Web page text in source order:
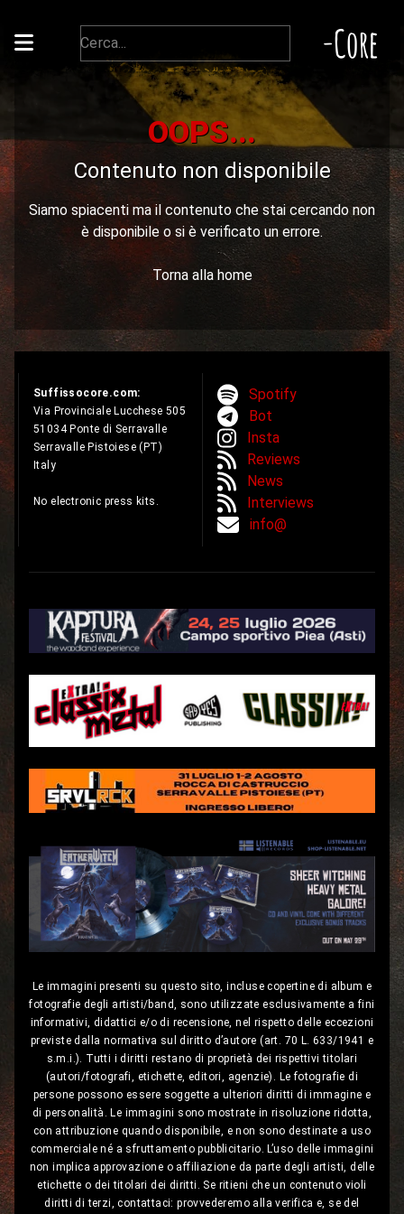
-Core
OOPS...
Contenuto non disponibile
Siamo spiacenti ma il contenuto che stai cercando non
è disponibile o si è verificato un errore.
Torna alla home
Suffissocore.com:
Via Provinciale Lucchese 505
51034 Ponte di Serravalle
Serravalle Pistoiese (PT)
Italy
No electronic press kits.
Spotify
Bot
Insta
Reviews
News
Interviews
info@
Le immagini presenti su questo sito, incluse copertine di album e
fotografie degli artisti/band, sono utilizzate esclusivamente a fini
informativi, didattici e/o di recensione, nel rispetto delle eccezioni
previste dalla normativa sul diritto d’autore (art. 70 L. 633/1941 e
s.m.i.). Tutti i diritti restano di proprietà dei rispettivi titolari
(autori/fotografi, etichette, editori, agenzie). Le fotografie di
persone possono essere soggette a ulteriori diritti di immagine e
di personalità. Le immagini sono mostrate in risoluzione ridotta,
con attribuzione quando disponibile, e non sono destinate a uso
commerciale né a sfruttamento pubblicitario. L’uso delle immagini
non implica approvazione o affiliazione da parte degli artisti, delle
etichette o dei titolari dei diritti. Se ritieni che un contenuto violi
diritti di terzi, contattaci: provvederemo alla verifica e, se del